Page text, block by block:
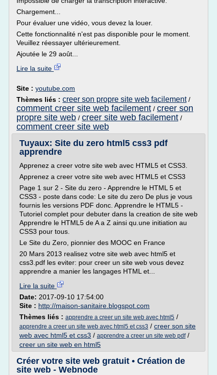
Chargement...
Pour évaluer une vidéo, vous devez la louer.
Cette fonctionnalité n'est pas disponible pour le moment.
Veuillez réessayer ultérieurement.
Ajoutée le 29 août...
Lire la suite
Site : youtube.com
Thèmes liés : creer son propre site web facilement/
comment creer site web facilement / creer son
propre site web / creer site web facilement /
comment creer site web
Tuyaux: Site du zero html5 css3 pdf
apprendre
Apprenez a creer votre site web avec HTML5 et CSS3.
Apprenez a creer votre site web avec HTML5 et CSS3
Page 1 sur 2 - Site du zero - Apprendre le HTML 5 et
CSS3 - poste dans code: Le site du zero De plus je vous
fournis les versions PDF donc. Apprendre le HTML5 -
Tutoriel complet pour debuter dans la creation de site web
Apprendre le HTML5 de A a Z ainsi qu.une initiation au
CSS3 pour tous.
Le Site du Zero, pionnier des MOOC en France
20 Mars 2013 realisez votre site web avec html5 et
css3.pdf les eviter: pour creer un site web vous devez
apprendre a manier les langages HTML et...
Lire la suite
Date: 2017-09-10 17:54:00
Site : http://maison-sanitaire.blogspot.com
Thèmes liés : apprendre a creer un site web avec html5 /
apprendre a creer un site web avec html5 et css3 / creer son site
web avec html5 et css3 / apprendre a creer un site web pdf/
creer un site web en html5
Créer votre site web gratuit • Création de
site web - Webnode